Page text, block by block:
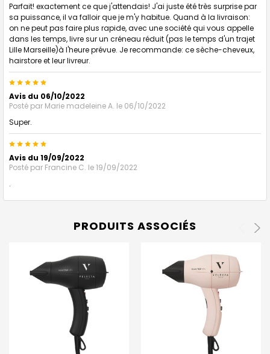
Parfait! exactement ce que j'attendais! J'ai juste été très surprise par
sa puissance, il va falloir que je m'y habitue. Quand à la livraison:
on ne peut pas faire plus rapide, avec une société qui vous appelle
dans les temps, livre sur un créneau réduit (pas le temps d'un trajet
Lille Marseille)à l'heure prévue. Je recommande: ce sèche-cheveux,
hairstore et leur livreur.
5
Avis du 06/10/2022
Posté par Marie madeleine A. le 06/10/2022
Super.
5
Avis du 19/09/2022
Posté par Francine C. le 19/09/2022
.
PRODUITS ASSOCIÉS